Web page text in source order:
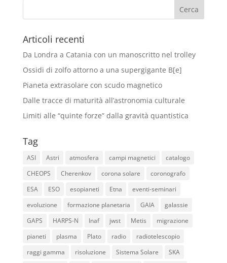
Articoli recenti
Da Londra a Catania con un manoscritto nel trolley
Ossidi di zolfo attorno a una supergigante B[e]
Pianeta extrasolare con scudo magnetico
Dalle tracce di maturità all’astronomia culturale
Limiti alle “quinte forze” dalla gravità quantistica
Tag
ASI Astri atmosfera campi magnetici
catalogo
CHEOPS
Cherenkov corona solare
coronografo
ESA
ESO esopianeti Etna
eventi-seminari
evoluzione
formazione planetaria GAIA
galassie
GAPS
HARPS-N Inaf jwst Metis
migrazione
pianeti
plasma Plato radio
radiotelescopio
raggi gamma
risoluzione Sistema Solare
SKA